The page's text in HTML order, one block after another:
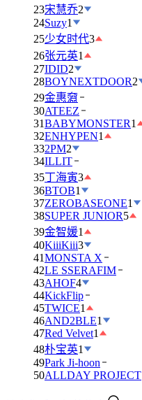
23宋慧乔2
24Suzy1
25少女时代3
26张元英1
27IDID2
28BOYNEXTDOOR2
29金惠奫
30ATEEZ
31BABYMONSTER1
32ENHYPEN1
332PM2
34ILLIT
35丁海寅3
36BTOB1
37ZEROBASEONE1
38SUPER JUNIOR5
39金智媛1
40KiiiKiii3
41MONSTA X
42LE SSERAFIM
43AHOF4
44KickFlip
45TWICE1
46AND2BLE1
47Red Velvet1
48朴宝英1
49Park Ji-hoon
50ALLDAY PROJECT